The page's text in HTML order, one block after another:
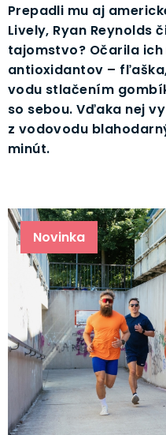
Prepadli mu aj
Lively, Ryan Reynolds
tajomstvo? Očarila
antioxidantov –
vodu stlačením
so sebou. Vďaka nej
z vodovodu
minút.
Novinka